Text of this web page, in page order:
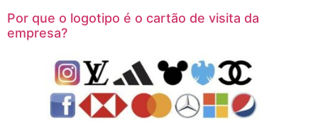
Por que o logotipo é o cartão de visita da
empresa?